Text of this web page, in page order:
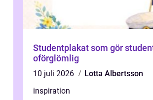
Studentplakat som gör
oförglömlig
10 juli 2026
Lotta Albertsson
inspiration